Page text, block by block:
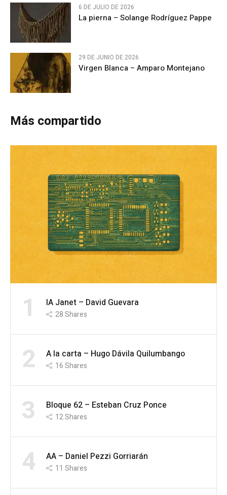
6 DE JULIO DE 2026
La pierna – Solange Rodríguez Pappe
29 DE JUNIO DE 2026
Virgen Blanca – Amparo Montejano
Más compartido
1 IA Janet – David Guevara
28Shares
2 A la carta – Hugo Dávila Quilumbango
16Shares
3 Bloque 62 – Esteban Cruz Ponce
12Shares
4 AA – Daniel Pezzi Gorriarán
11 Shares